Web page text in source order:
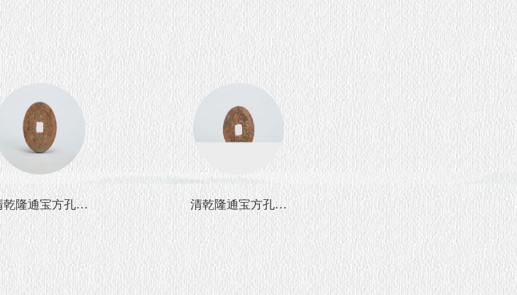
乾隆通宝方孔铜
清乾隆通宝方孔铜
清乾隆通宝方孔铜
钱